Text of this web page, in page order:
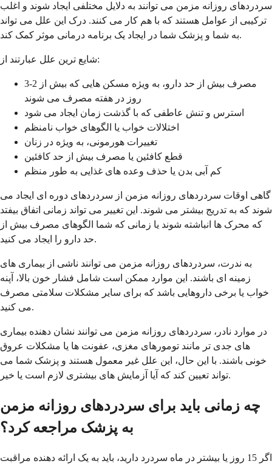
سردردهای روزانه مزمن می توانند به دلایل مختلفی ایجاد شوند و اغلب
ترکیبی از عوامل هستند که با هم کار می کنند. درک این علل می تواند
به شما و پزشک شما در ایجاد یک برنامه درمانی موثر کمک کند.
شایع ترین علل عبارتند از:
مصرف بیش از حد دارو، به ویژه مسکن هایی که بیش از 2-3
روز در هفته مصرف می شوند
استرس و تنش عاطفی که با گذشت زمان ایجاد می شود
اختلالات خواب یا الگوهای خواب نامنظم
تغییرات هورمونی، به ویژه در زنان
قطع کافئین یا مصرف بیش از حد کافئین
کم آبی بدن یا حذف وعده های غذایی به طور منظم
گاهی اوقات سردردهای روزانه مزمن از سردردهای دوره ای ایجاد می
شوند که به تدریج بیشتر می شوند. این تغییر می تواند زمانی اتفاق بیفتد
که محرک ها انباشته شوند یا زمانی که شما الگوهای مصرف بیش از
حد دارو را ایجاد می کنید.
به ندرت، سردردهای روزانه مزمن می توانند ناشی از بیماری های
زمینه ای باشند. این موارد ممکن است شامل فشار خون بالا، آپنه
خواب یا برخی داروهایی باشد که برای سایر مشکلات سلامتی مصرف
می کنید.
در موارد نادر، سردردهای روزانه مزمن می توانند نشان دهنده بیماری
های جدی تر مانند تومورهای مغزی، عفونت ها یا مشکلات عروق
خونی باشند. با این حال، این علل غیر معمول هستند و پزشک شما می
تواند تعیین کند که آیا آزمایش های بیشتری لازم است یا خیر.
چه زمانی باید برای سردردهای روزانه مزمن
به پزشک مراجعه کرد؟
اگر 15 روز یا بیشتر در ماه سردرد دارید، باید به یک ارائه دهنده مراقبت